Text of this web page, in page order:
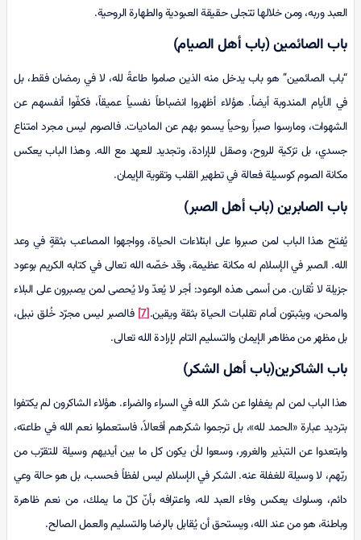
العبد وربه، ومن خلالها تتجلى حقيقة العبودية والطهارة الروحية.
باب الصائمين (باب أهل الصيام)
“باب الصائمين” هو باب يدخل منه الذين صاموا طاعةً لله، لا في رمضان فقط، بل
في الأيام المندوبة أيضاً. هؤلاء أظهروا انضباطاً نفسياً عميقاً، فكفّوا أنفسهم عن
الشهوات، ومارسوا صبراً روحياً يسمو بهم عن الماديات. فالصوم ليس مجرد امتناع
جسدي، بل تزكية للروح، وصقل للإرادة، وتجديد للعهد مع الله. وهذا الباب يعكس
مكانة الصوم كوسيلة فعالة في تطهير القلب وتقوية الإيمان.
باب الصابرين (باب أهل الصبر)
يُفتح هذا الباب لمن صبروا على ابتلاءات الحياة، وواجهوا المصاعب بثقةٍ في وعد
الله. الصبر في الإسلام له مكانة عظيمة، وقد خصّه الله تعالى في كتابه الكريم بوعود
جزيلة لا تُقارن. من أسمى هذه الوعود: أجر لا يُعدّ ولا يُحصى لمن يصبرون على البلاء
والمحن، ويثبتون أمام تقلبات الحياة بثقة ويقين.[7]
فالصبر ليس مجرّد خُلق نبيل،
بل مظهر من مظاهر الإيمان والتسليم التام لإرادة الله تعالى.
باب الشاكرين(باب أهل الشكر)
هذا الباب لمن لم يغفلوا عن شكر الله في السراء والضراء. هؤلاء الشاكرون لم يكتفوا
بترديد عبارة «الحمد لله»، بل ترجموا شكرهم أفعالاً، فاستعملوا نعم الله في طاعته،
وابتعدوا عن التبذير والغرور، وسعوا لأن يكون كل ما بين أيديهم وسيلة للتقرّب من
ربّهم، لا وسيلة للغفلة عنه. الشكر في الإسلام ليس لفظاً فحسب، بل هو حالة وعي
دائم، وسلوك يعكس وفاء العبد لله، واعترافه بأنّ كلّ ما يملك، من نعم ظاهرة
وباطنة، هو من عند الله، ويستحق أن يُقابل بالرضا والتسليم والعمل الصالح.